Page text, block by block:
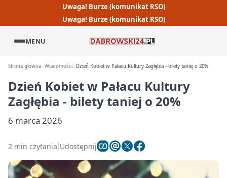
Uwaga! Burze (komunikat RSO)
Uwaga! Burze (komunikat RSO)
MENU
Strona główna Wiadomości Dzień Kobiet w Pałacu Kultury Zagłębia - bilety taniej o 20%
Dzień Kobiet w Pałacu Kultury
Zagłębia - bilety taniej o 20%
6 marca 2026
2 min czytania Udostępnij